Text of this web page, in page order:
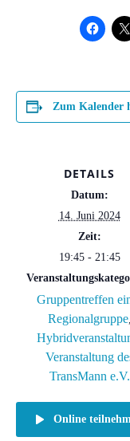
Zum Kalender
DETAILS
Datum:
14. Juni 2024
Zeit:
19:45 - 21:45
Gruppentreffen
Regionalgruppe,
Veranstaltung
TransMann e.V.
Online